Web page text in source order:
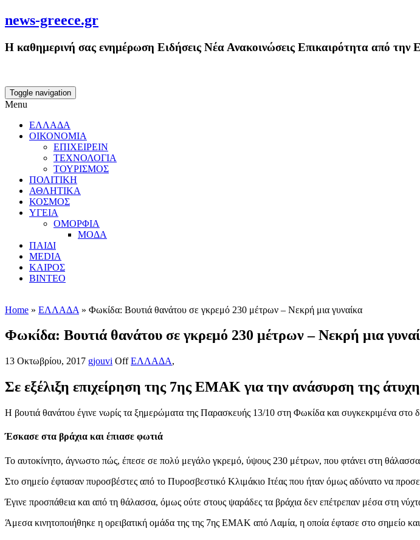
news-greece.gr
Η καθημερινή σας ενημέρωση Ειδήσεις Νέα Ανακοινώσεις Επικαιρότητα από την
Toggle navigation
Menu
ΕΛΛΑΔΑ
ΟΙΚΟΝΟΜΙΑ
ΕΠΙΧΕΙΡΕΙΝ
ΤΕΧΝΟΛΟΓΙΑ
ΤΟΥΡΙΣΜΟΣ
ΠΟΛΙΤΙΚΗ
ΑΘΛΗΤΙΚΑ
ΚΟΣΜΟΣ
ΥΓΕΙΑ
ΟΜΟΡΦΙΑ
ΜΟΔΑ
ΠΑΙΔΙ
MEDIA
ΚΑΙΡΟΣ
ΒΙΝΤΕΟ
Home » ΕΛΛΑΔΑ » Φωκίδα: Βουτιά θανάτου σε γκρεμό 230 μέτρων – Νεκρή μια γυναίκα
Φωκίδα: Βουτιά θανάτου σε γκρεμό 230 μέτρων – Νεκρή μια
13 Οκτωβρίου, 2017 gjouvi Off ΕΛΛΑΔΑ,
Σε εξέλιξη επιχείρηση της 7ης ΕΜΑΚ για την ανάσυρση της
Η βουτιά θανάτου έγινε νωρίς τα ξημερώματα της Παρασκευής 13/10 στη Φωκίδα και συγκεκριμένα
Έσκασε στα βράχια και έπιασε φωτιά
Το αυτοκίνητο, άγνωστο πώς, έπεσε σε πολύ μεγάλο γκρεμό, ύψους 230 μέτρων, που φτάνει στη θάλασσα
Στο σημείο έφτασαν πυροσβέστες από το Πυροσβεστικό Κλιμάκιο Ιτέας που ήταν όμως αδύνατο να
Έγινε προσπάθεια και από τη θάλασσα, όμως ούτε στους ψαράδες τα βράχια δεν επέτρεπαν μέσα στη
Άμεσα κινητοποιήθηκε η ορειβατική ομάδα της της 7ης ΕΜΑΚ από Λαμία, η οποία έφτασε στο σημείο